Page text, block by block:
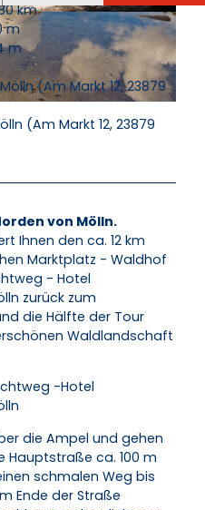
© Johannes Richter | CC-BY-SA
km
m
m
(Am Markt 12, 23879
(Am Markt 12, 23879
von Mölln.
Ihnen den ca. 12 km
Marktplatz - Waldhof
- Hotel
zurück zum
die Hälfte der Tour
Waldlandschaft
-Hotel
die Ampel und gehen
Hauptstraße ca. 100 m
schmalen Weg bis
Ende der Straße